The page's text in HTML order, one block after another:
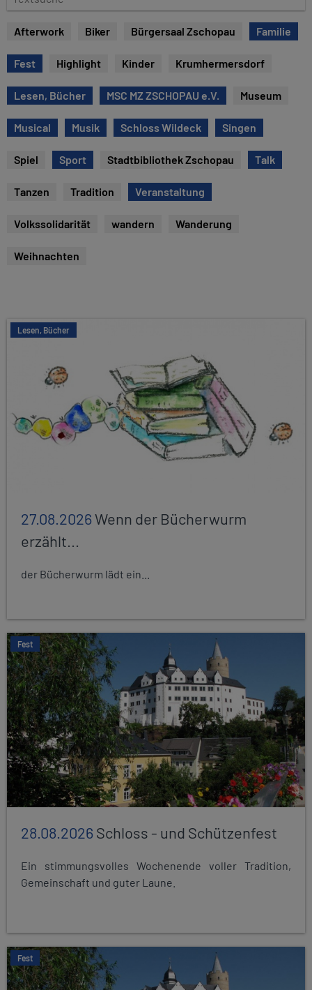
e
s
u
c
e
Afterwork Biker Bürgersaal Zschopau Familie
Fest Highlight Kinder Krumhermersdorf
Lesen, Bücher MSC MZ ZSCHOPAU e.V. Museum
Musical Musik Schloss Wildeck Singen
Spiel Sport Stadtbibliothek Zschopau Talk
Tanzen Tradition Veranstaltung
Volkssolidarität wandern Wanderung
Weihnachten
Lesen, Bücher
27.08.2026Wenn der Bücherwurm
erzählt...
der Bücherwurm lädt ein...
Fest
28.08.2026Schloss - und Schützenfest
Ein stimmungsvolles Wochenende voller Tradition,
Gemeinschaft und guter Laune.
Fest